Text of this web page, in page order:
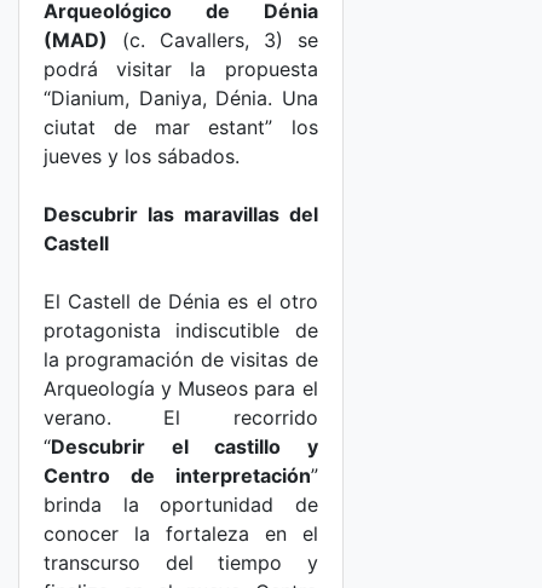
Arqueológico de Dénia
(MAD) (c. Cavallers, 3) se
podrá visitar la propuesta
“Dianium, Daniya, Dénia. Una
ciutat de mar estant” los
jueves y los sábados.
Descubrir las maravillas del
Castell
El Castell de Dénia es el otro
protagonista indiscutible de
la programación de visitas de
Arqueología y Museos para el
verano. El recorrido
“Descubrir el castillo y
Centro de interpretación”
brinda la oportunidad de
conocer la fortaleza en el
transcurso del tiempo y